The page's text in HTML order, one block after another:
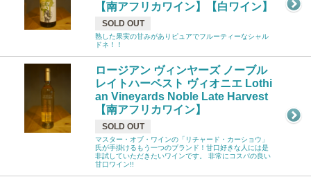
【南アフリカワイン】【白ワイン】
SOLD OUT
熟した果実の甘みがありピュアでフルーティーなシャル
ドネ！！
ロージアン ヴィンヤーズ ノーブル
レイトハーベスト ヴィオニエ Lothi
an Vineyards Noble Late Harvest
【南アフリカワイン】
SOLD OUT
マスター・オブ・ワインの「リチャード・カーショウ」
氏が手掛けるもう一つのブランド！甘口好きな人には是
非試していただきたいワインです。 非常にコスパの良い
甘口ワイン!!